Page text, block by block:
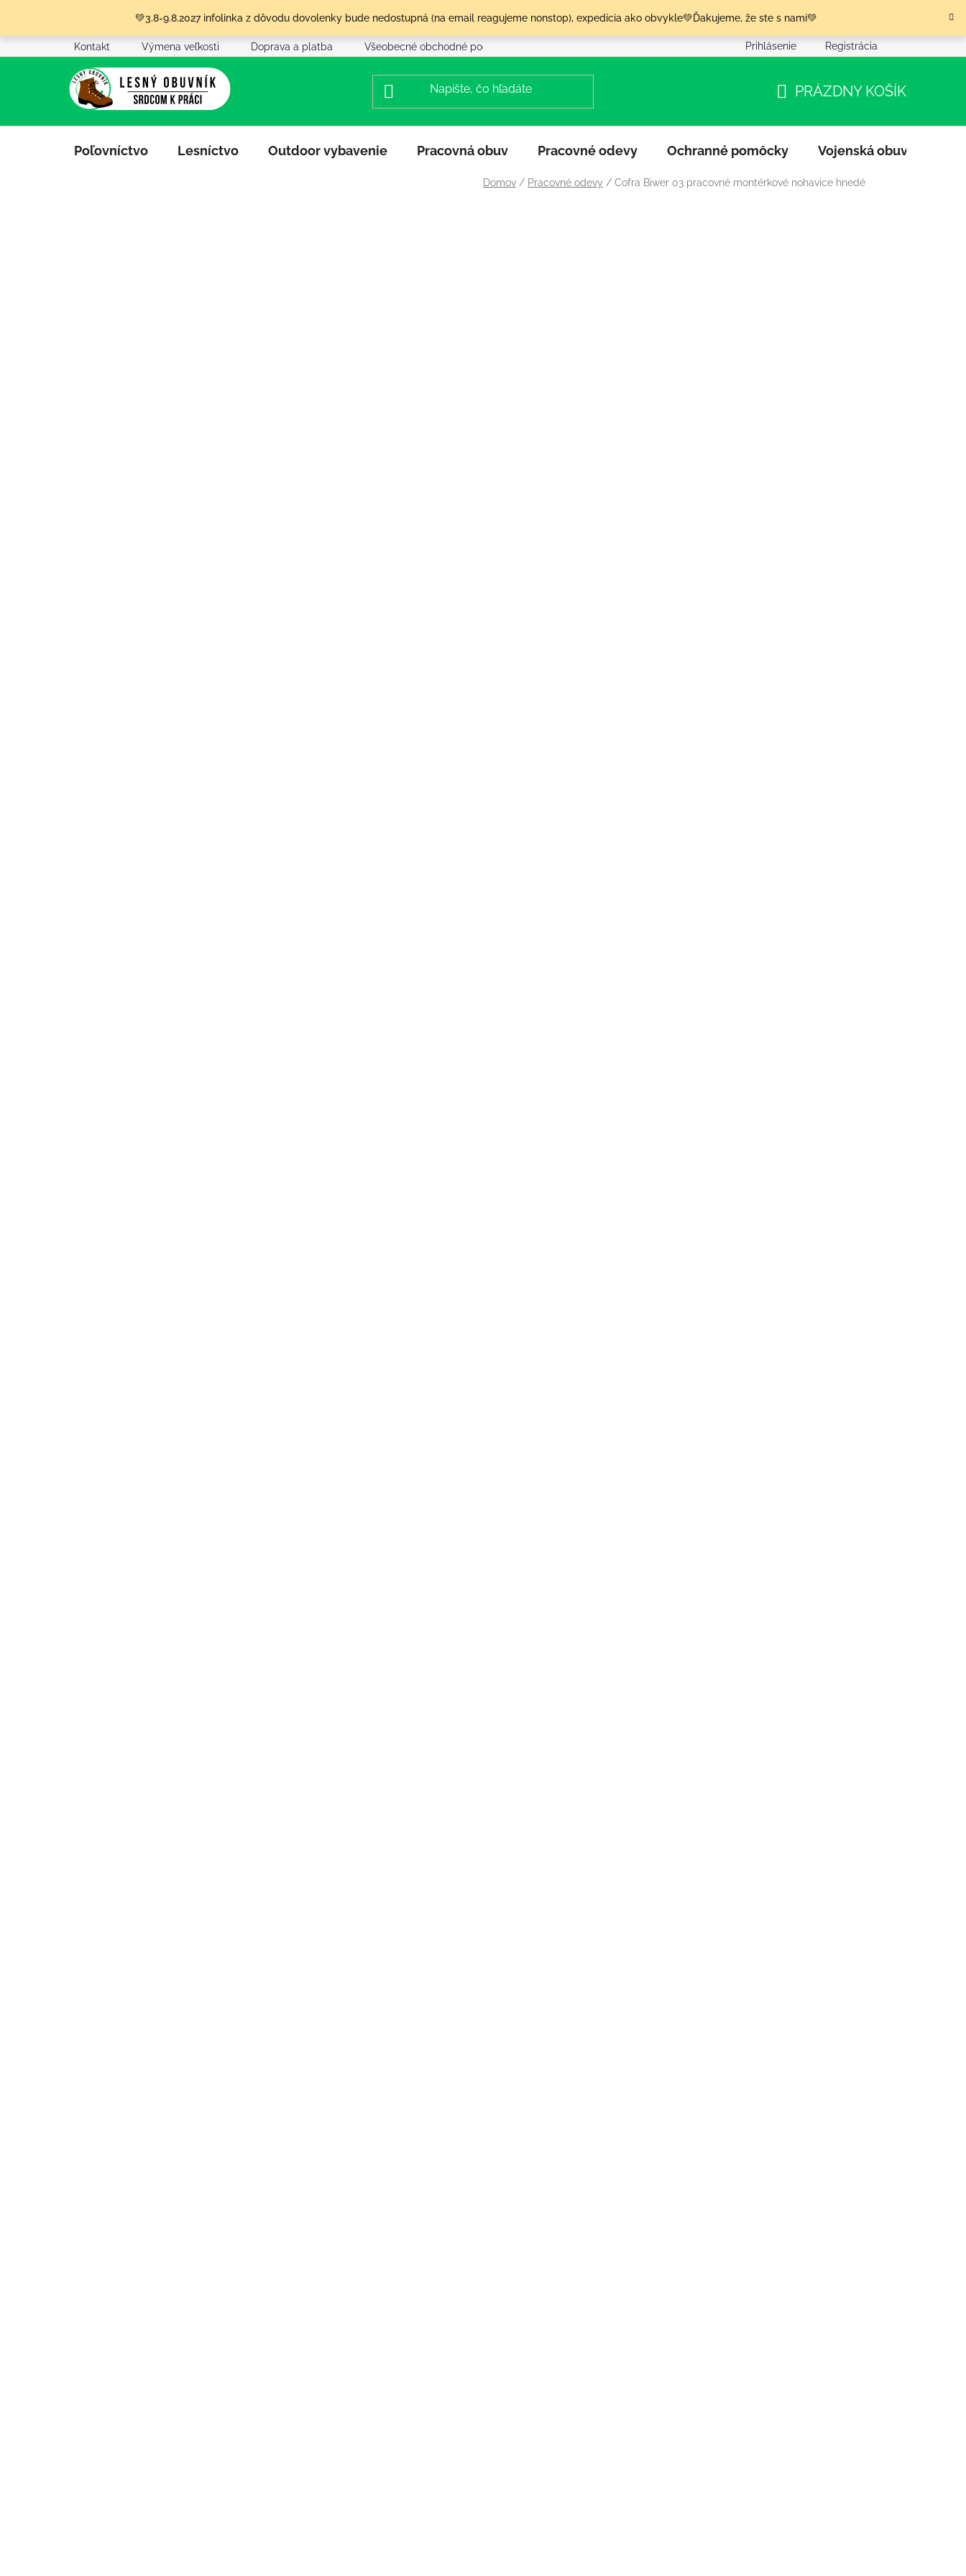
obsah
💚3.8-9.8.2027 infolinka z dôvodu dovolenky bude nedostupná (na email reagujeme nonstop), expedícia ako obvykle💚Ďakujeme, že ste s nami💚
Kontakt Výmena veľkosti Doprava a platba Všeobecné obchodné podmienky Podmienky ochrany osobných údajov
Prihlásenie Registrácia
KOŠÍK
PRÁZDNY KOŠÍK
Poľovníctvo Lesníctvo Outdoor vybavenie Pracovná obuv Pracovné odevy Ochranné pomôcky Vojenská obuv
Domov / Pracovné odevy / Cofra Biwer 03 pracovné montérkové nohavice hnedé